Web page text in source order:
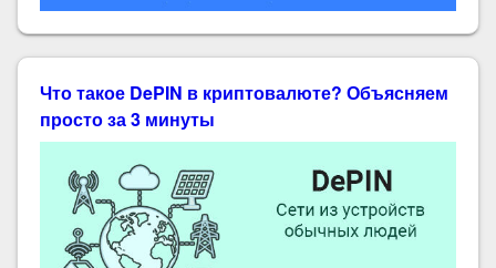
Что такое DePIN в криптовалюте? Объясняем
просто за 3 минуты